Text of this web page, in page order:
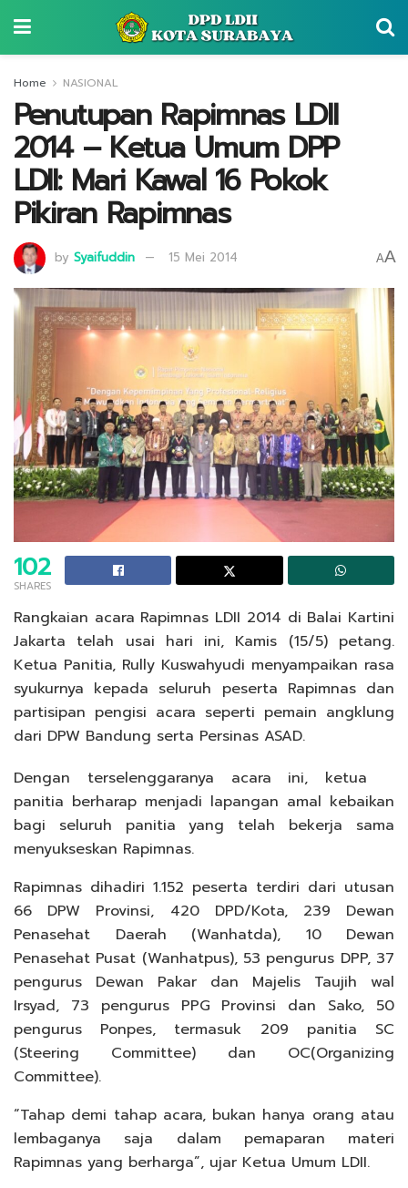
Home NASIONAL
Penutupan Rapimnas LDII
2014 – Ketua Umum DPP
LDII: Mari Kawal 16 Pokok
Pikiran Rapimnas
by Syaifuddin 15 Mei 2014 AA
102
SHARES
Rangkaian acara Rapimnas LDII 2014 di Balai Kartini
Jakarta telah usai hari ini, Kamis (15/5) petang.
Ketua Panitia, Rully Kuswahyudi menyampaikan rasa
syukurnya kepada seluruh peserta Rapimnas dan
partisipan pengisi acara seperti pemain angklung
dari DPW Bandung serta Persinas ASAD.
Dengan terselenggaranya acara ini, ketua
panitia berharap menjadi lapangan amal kebaikan
bagi seluruh panitia yang telah bekerja sama
menyukseskan Rapimnas.
Rapimnas dihadiri 1.152 peserta terdiri dari utusan
66 DPW Provinsi, 420 DPD/Kota, 239 Dewan
Penasehat Daerah (Wanhatda), 10 Dewan
Penasehat Pusat (Wanhatpus), 53 pengurus DPP, 37
pengurus Dewan Pakar dan Majelis Taujih wal
Irsyad, 73 pengurus PPG Provinsi dan Sako, 50
pengurus Ponpes, termasuk 209 panitia SC
(Steering Committee) dan OC(Organizing
Committee).
“Tahap demi tahap acara, bukan hanya orang atau
lembaganya saja dalam pemaparan materi
Rapimnas yang berharga”, ujar Ketua Umum LDII.